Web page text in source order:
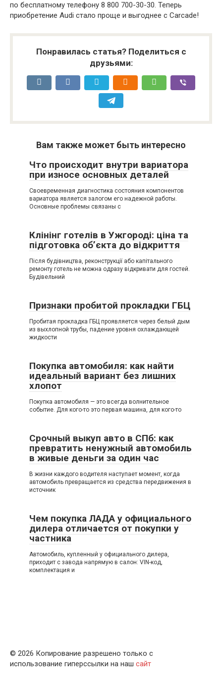
по бесплатному телефону 8 800 700-30-30. Теперь
приобретение Audi стало проще и выгоднее с Carcade!
Понравилась статья? Поделиться с
друзьями:
Вам также может быть интересно
Что происходит внутри вариатора
при износе основных деталей
Своевременная диагностика состояния компонентов
вариатора является залогом его надежной работы.
Основные проблемы связаны с
Клінінг готелів в Ужгороді: ціна та
підготовка об’єкта до відкриття
Після будівництва, реконструкції або капітального
ремонту готель не можна одразу відкривати для гостей.
Будівельний
Признаки пробитой прокладки ГБЦ
Пробитая прокладка ГБЦ проявляется через белый дым
из выхлопной трубы, падение уровня охлаждающей
жидкости
Покупка автомобиля: как найти
идеальный вариант без лишних
хлопот
Покупка автомобиля — это всегда волнительное
событие. Для кого-то это первая машина, для кого-то
Срочный выкуп авто в СПб: как
превратить ненужный автомобиль
в живые деньги за один час
В жизни каждого водителя наступает момент, когда
автомобиль превращается из средства передвижения в
источник
Чем покупка ЛАДА у официального
дилера отличается от покупки у
частника
Автомобиль, купленный у официального дилера,
приходит с завода напрямую в салон: VIN-код,
комплектация и
© 2026 Копирование разрешено только с
использование гиперссылки на наш сайт